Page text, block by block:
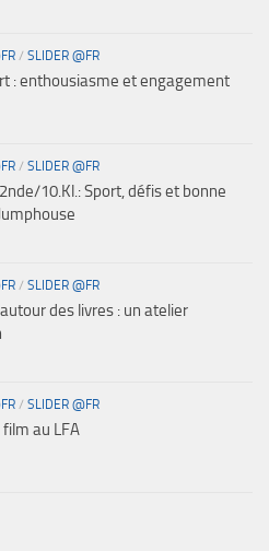
/ SLIDER @FR
: enthousiasme et engagement
/ SLIDER @FR
10.Kl.: Sport, défis et bonne
/ SLIDER @FR
des livres : un atelier
/ SLIDER @FR
au LFA